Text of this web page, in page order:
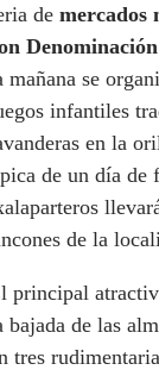
de mercados
mañana se
infantiles
en la
de un día de
de la
principal
bajada de las
tres